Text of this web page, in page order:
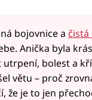
bojovnice a čistá
Anička byla
bolest a
větu – proč
že je to jen